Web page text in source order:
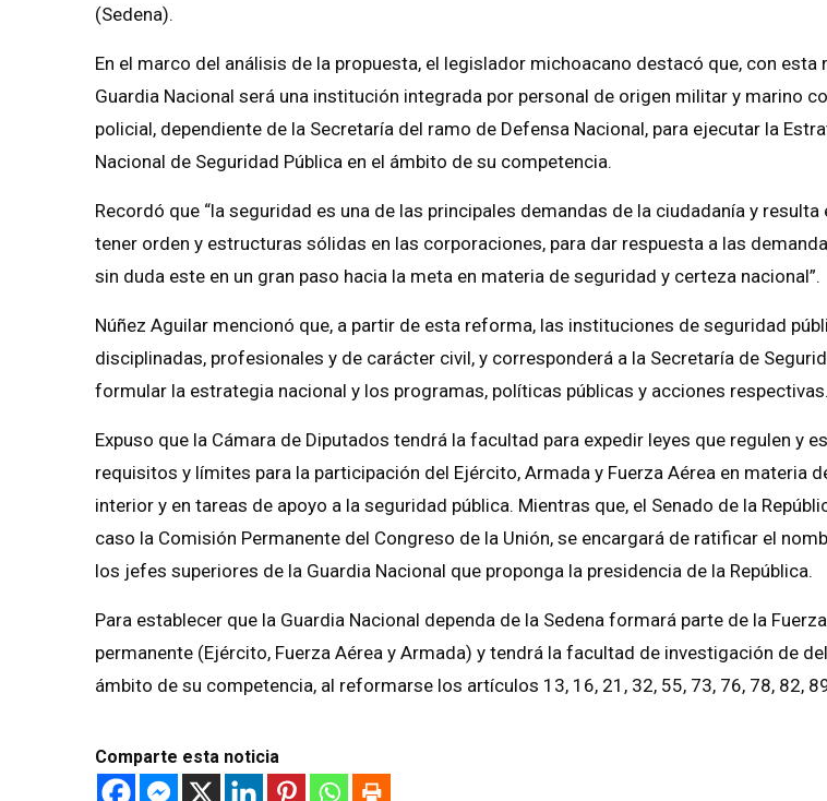
(Sedena).
En el marco del análisis de la propuesta, el legislador michoacano destacó que, con esta
Guardia Nacional será una institución integrada por personal de origen militar y marino
policial, dependiente de la Secretaría del ramo de Defensa Nacional, para ejecutar la
Nacional de Seguridad Pública en el ámbito de su competencia.
Recordó que “la seguridad es una de las principales demandas de la ciudadanía y resulta
tener orden y estructuras sólidas en las corporaciones, para dar respuesta a las
sin duda este en un gran paso hacia la meta en materia de seguridad y certeza nacional”.
Núñez Aguilar mencionó que, a partir de esta reforma, las instituciones de seguridad
disciplinadas, profesionales y de carácter civil, y corresponderá a la Secretaría de
formular la estrategia nacional y los programas, políticas públicas y acciones respectivas.
Expuso que la Cámara de Diputados tendrá la facultad para expedir leyes que regulen y
requisitos y límites para la participación del Ejército, Armada y Fuerza Aérea en materia
interior y en tareas de apoyo a la seguridad pública. Mientras que, el Senado de la
caso la Comisión Permanente del Congreso de la Unión, se encargará de ratificar el
los jefes superiores de la Guardia Nacional que proponga la presidencia de la República.
Para establecer que la Guardia Nacional dependa de la Sedena formará parte de la
permanente (Ejército, Fuerza Aérea y Armada) y tendrá la facultad de investigación de
ámbito de su competencia, al reformarse los artículos 13, 16, 21, 32, 55, 73, 76, 78, 82,
Comparte esta noticia